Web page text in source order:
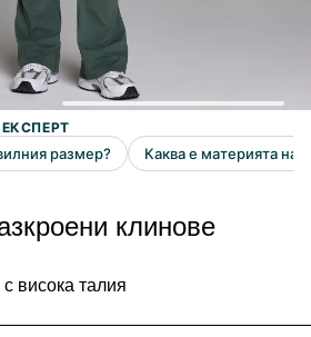
клинове
висока талия